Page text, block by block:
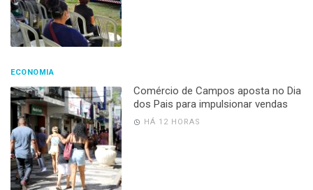
ECONOMIA
Comércio de Campos aposta no Dia
dos Pais para impulsionar vendas
HÁ 12 HORAS